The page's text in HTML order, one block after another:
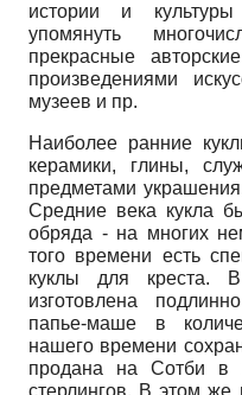
истории и культуры
упомянуть
прекрасные
произведениями
музеев и пр.
Наиболее ранние
керамики, глины,
предметами
Средние века кукла
обряда - на многих
того времени есть
куклы для креста.
изготовлена
папье-маше в
нашего времени
продана на Сотби в